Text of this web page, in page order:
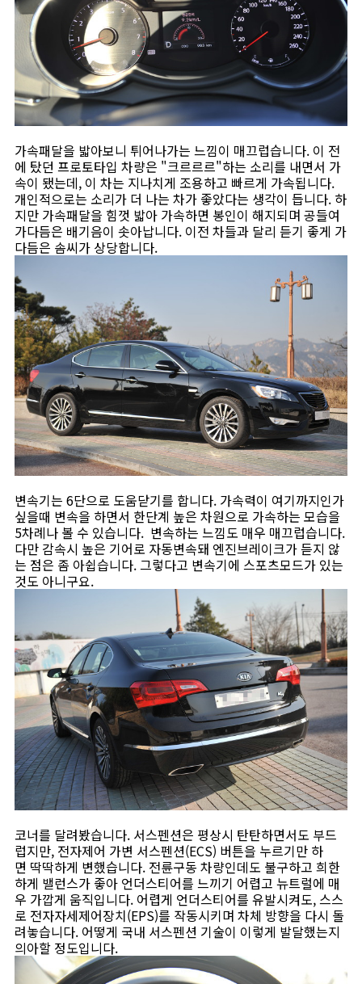
가속패달을 밟아보니 튀어나가는 느낌이 매끄럽습니다. 이 전
에 탔던 프로토타입 차량은 "크르르르"하는 소리를 내면서 가
속이 됐는데, 이 차는 지나치게 조용하고 빠르게 가속됩니다.
개인적으로는 소리가 더 나는 차가 좋았다는 생각이 듭니다. 하
지만 가속패달을 힘껏 밟아 가속하면 봉인이 해지되며 공들여
가다듬은 배기음이 솟아납니다. 이전 차들과 달리 듣기 좋게 가
다듬은 솜씨가 상당합니다.
변속기는 6단으로 도움닫기를 합니다. 가속력이 여기까지인가
싶을때 변속을 하면서 한단계 높은 차원으로 가속하는 모습을
5차례나 볼 수 있습니다. 변속하는 느낌도 매우 매끄럽습니다.
다만 감속시 높은 기어로 자동변속돼 엔진브레이크가 듣지 않
는 점은 좀 아쉽습니다. 그렇다고 변속기에 스포츠모드가 있는
것도 아니구요.
코너를 달려봤습니다. 서스펜션은 평상시 탄탄하면서도 부드
럽지만, 전자제어 가변 서스펜션(ECS) 버튼을 누르기만 하
면 딱딱하게 변했습니다. 전륜구동 차량인데도 불구하고 희한
하게 밸런스가 좋아 언더스티어를 느끼기 어렵고 뉴트럴에 매
우 가깝게 움직입니다. 어렵게 언더스티어를 유발시켜도, 스스
로 전자자세제어장치(EPS)를 작동시키며 차체 방향을 다시 돌
려놓습니다. 어떻게 국내 서스펜션 기술이 이렇게 발달했는지
의아할 정도입니다.